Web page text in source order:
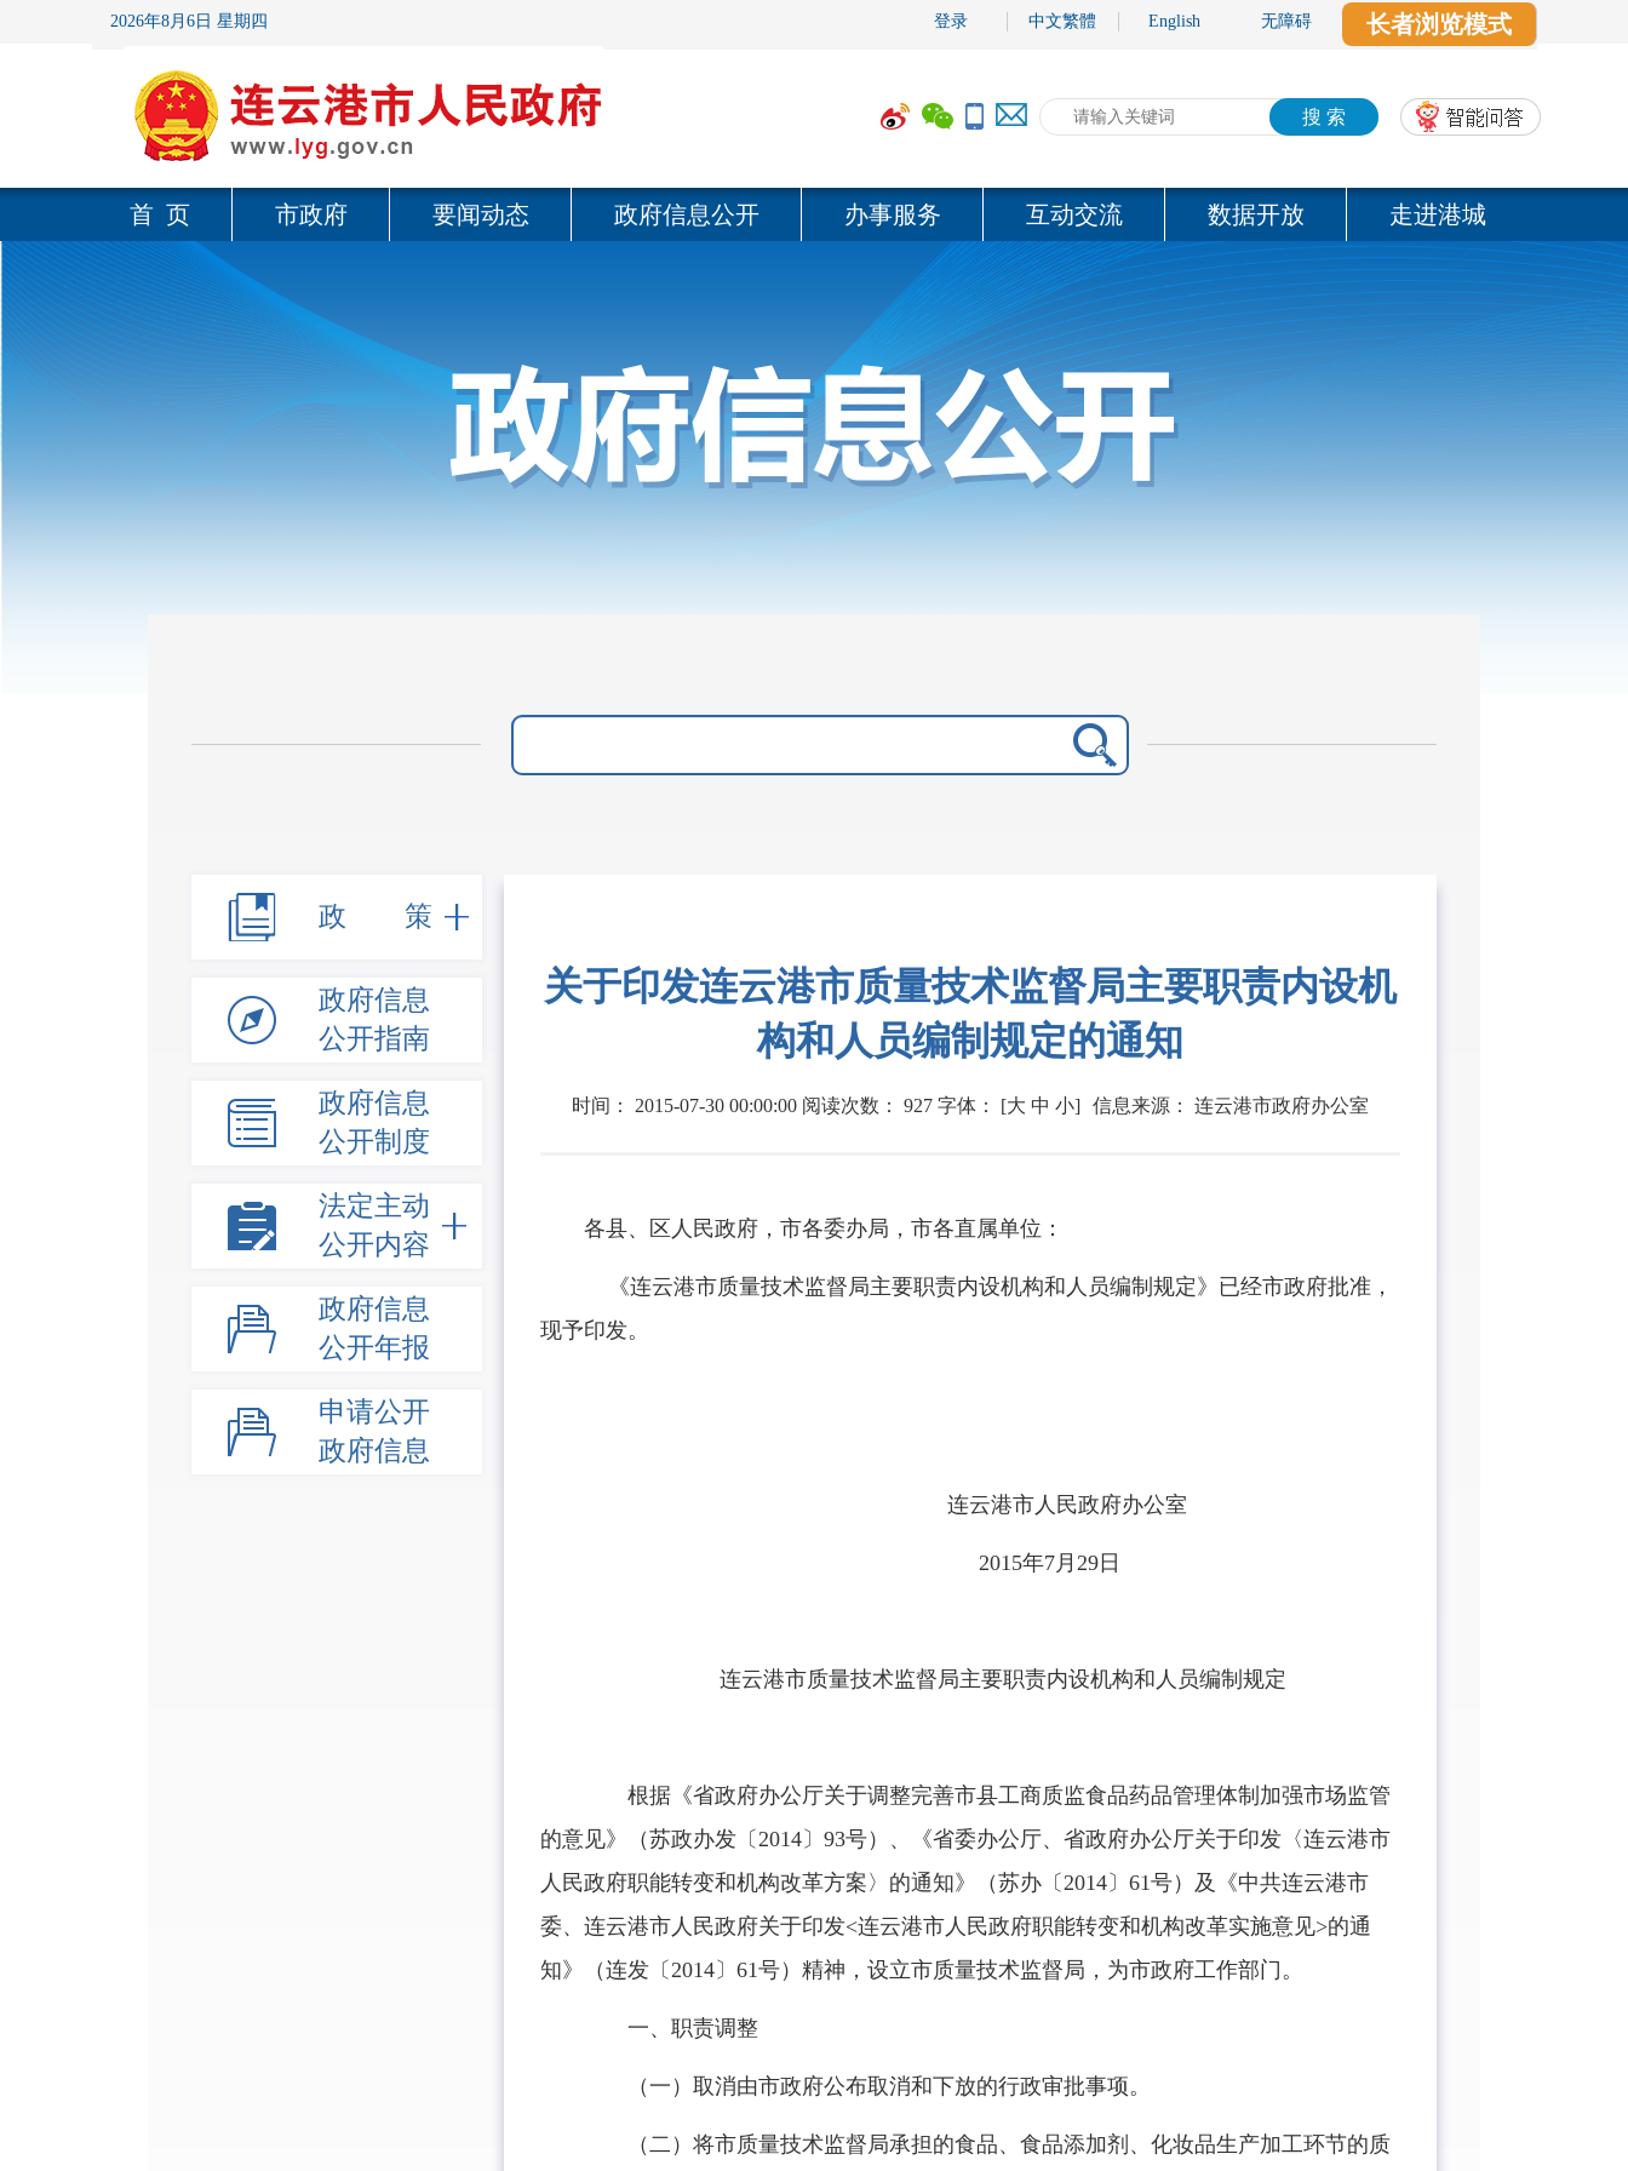
2026年8月6日 星期四 登录 中文繁體 English 无障碍 长者浏览模式
搜 索
首 页 市政府 要闻动态 政府信息公开 办事服务 互动交流 数据开放 走进港城
政 策
政府信息
公开指南
政府信息
公开制度
法定主动
公开内容
政府信息
公开年报
申请公开
政府信息
关于印发连云港市质量技术监督局主要职责内设机
构和人员编制规定的通知
时间： 2015-07-30 00:00:00 阅读次数： 927 字体： [大 中 小] 信息来源： 连云港市政府办公室
各县、区人民政府，市各委办局，市各直属单位：
《连云港市质量技术监督局主要职责内设机构和人员编制规定》已经市政府批准，
现予印发。
连云港市人民政府办公室
2015年7月29日
连云港市质量技术监督局主要职责内设机构和人员编制规定
根据《省政府办公厅关于调整完善市县工商质监食品药品管理体制加强市场监管
的意见》（苏政办发〔2014〕93号）、《省委办公厅、省政府办公厅关于印发〈连云港市
人民政府职能转变和机构改革方案〉的通知》（苏办〔2014〕61号）及《中共连云港市
委、连云港市人民政府关于印发<连云港市人民政府职能转变和机构改革实施意见>的通
知》（连发〔2014〕61号）精神，设立市质量技术监督局，为市政府工作部门。
一、职责调整
（一）取消由市政府公布取消和下放的行政审批事项。
（二）将市质量技术监督局承担的食品、食品添加剂、化妆品生产加工环节的质